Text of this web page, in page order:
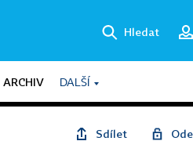
Hledat
ARCHIV DALŠÍ
Sdílet